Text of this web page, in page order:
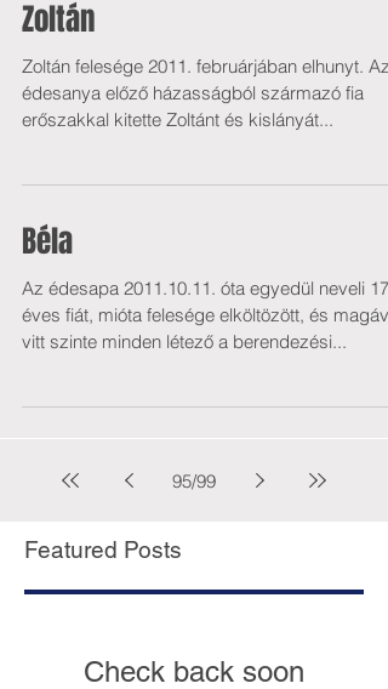
Zoltán
Zoltán felesége 2011. februárjában elhunyt. Az
édesanya előző házasságból származó fia
erőszakkal kitette Zoltánt és kislányát...
Béla
Az édesapa 2011.10.11. óta egyedül neveli 17
éves fiát, mióta felesége elköltözött, és
vitt szinte minden létező a berendezési...
95/99
Featured Posts
Check back soon